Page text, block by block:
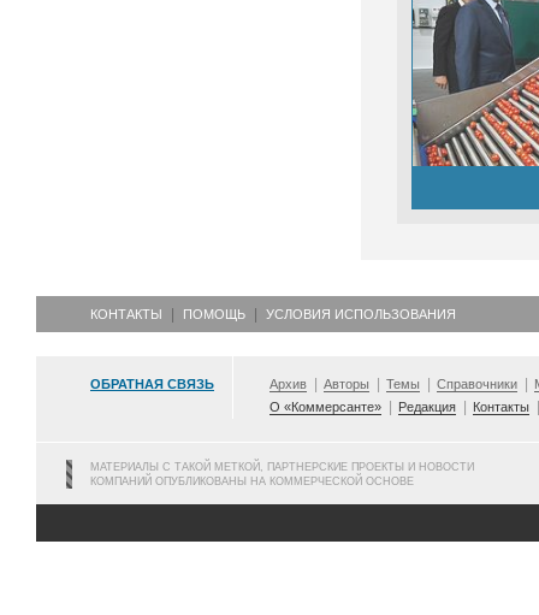
КОНТАКТЫ ПОМОЩЬ УСЛОВИЯ ИСПОЛЬЗОВАНИЯ
ОБРАТНАЯ СВЯЗЬ Архив Авторы Темы Справочники
О «Коммерсанте»
Редакция Контакты
МАТЕРИАЛЫ С ТАКОЙ МЕТКОЙ, ПАРТНЕРСКИЕ ПРОЕКТЫ И НОВОСТИ
КОМПАНИЙ ОПУБЛИКОВАНЫ НА КОММЕРЧЕСКОЙ ОСНОВЕ